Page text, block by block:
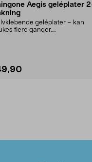
Aegis geléplater
geléplater – kan
flere ganger.